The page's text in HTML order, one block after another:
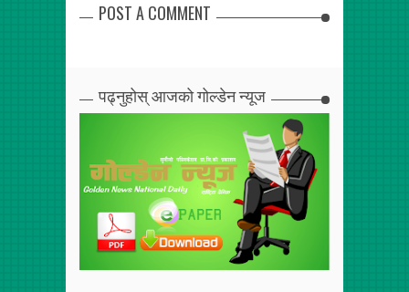
POST A COMMENT
पढ्नुहोस् आजको गोल्डेन न्यूज